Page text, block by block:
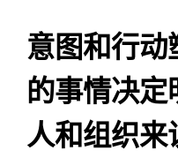
意图和行动
的事情决
人和组织来